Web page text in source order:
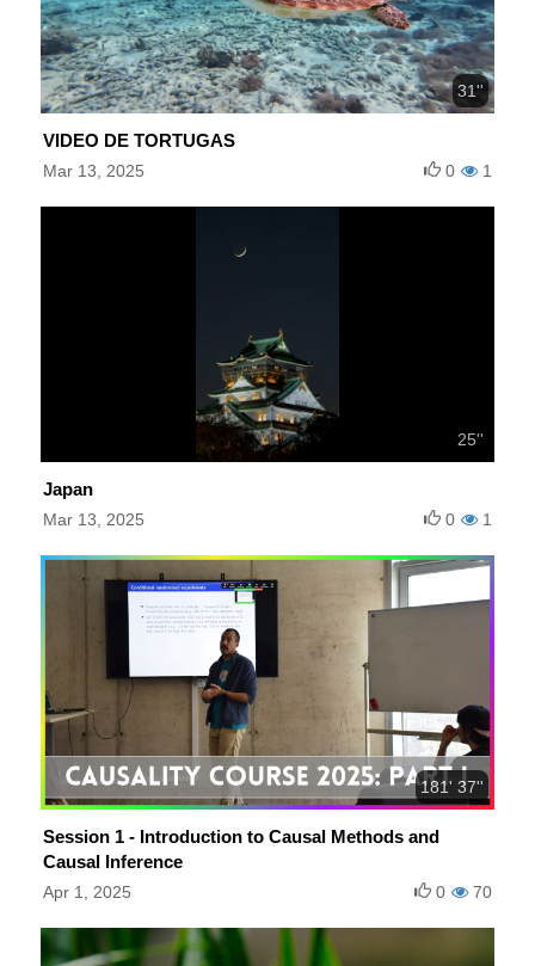
31''
VIDEO DE TORTUGAS
Mar 13, 2025 1
0
25''
Japan
Mar 13, 2025 1
0
181' 37''
Session 1 - Introduction to Causal Methods and
Causal Inference
Apr 1, 2025 70
0